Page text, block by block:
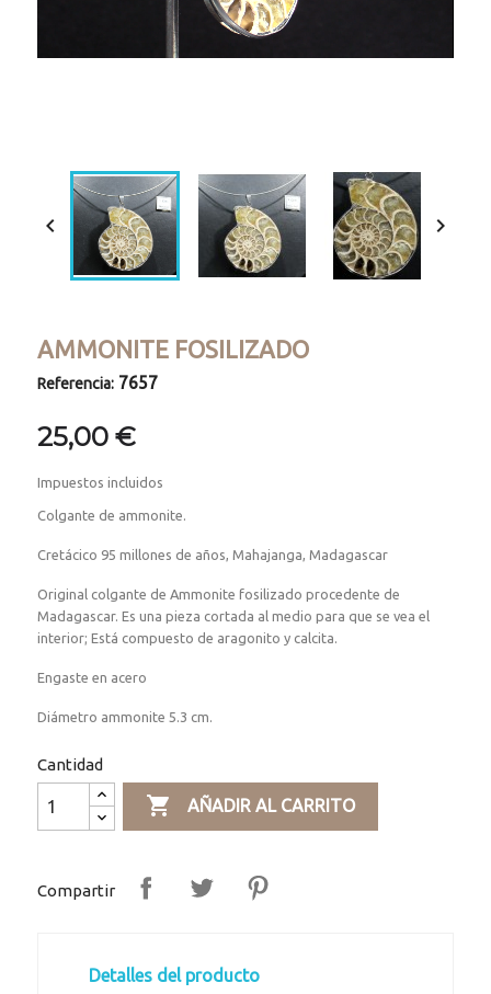
 
AMMONITE FOSILIZADO
Referencia: 7657
25,00 €
Impuestos incluidos
Colgante de ammonite.
Cretácico 95 millones de años, Mahajanga, Madagascar
Original colgante de Ammonite fosilizado procedente de
Madagascar. Es una pieza cortada al medio para que se vea el
interior; Está compuesto de aragonito y calcita.
Engaste en acero
Diámetro ammonite 5.3 cm.
Cantidad
 AÑADIR AL CARRITO
Compartir
Detalles del producto